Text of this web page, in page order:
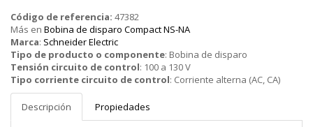
Código de referencia: 47382
Más en Bobina de disparo Compact NS-NA
Marca: Schneider Electric
Tipo de producto o componente: Bobina de disparo
Tensión circuito de control: 100 a 130 V
Tipo corriente circuito de control: Corriente alterna (AC, CA)
Descripción Propiedades